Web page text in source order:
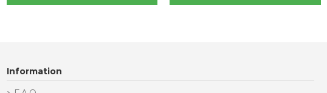
Information